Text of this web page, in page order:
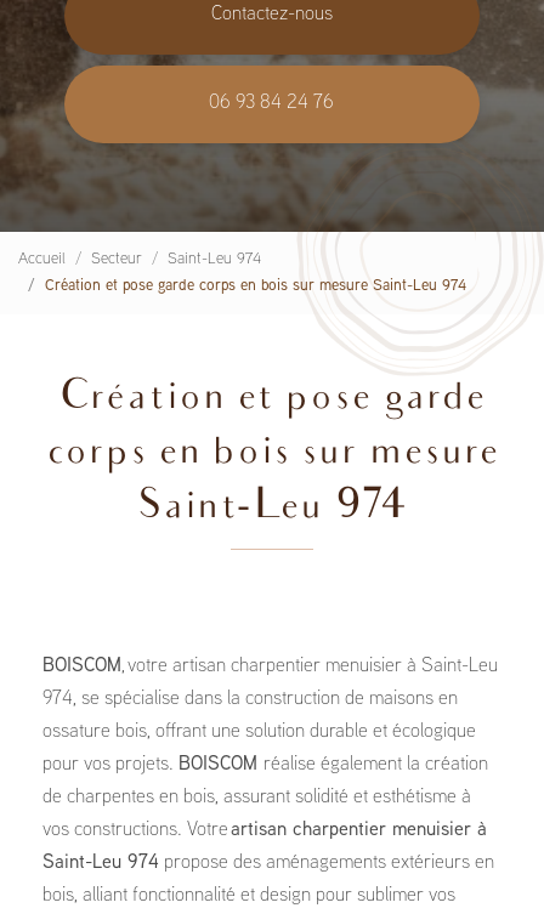
Contactez-nous
06 93 84 24 76
Accueil Secteur
Saint-Leu 974
Création et pose garde corps en bois sur mesure Saint-Leu 974
Création et pose garde
corps en bois sur mesure
Saint-Leu 974
BOISCOM, votre artisan charpentier menuisier à Saint-Leu
974, se spécialise dans la construction de maisons en
ossature bois, offrant une solution durable et écologique
pour vos projets. BOISCOM réalise également la création
de charpentes en bois, assurant solidité et esthétisme à
vos constructions. Votre artisan charpentier menuisier à
Saint-Leu 974 propose des aménagements extérieurs en
bois, alliant fonctionnalité et design pour sublimer vos